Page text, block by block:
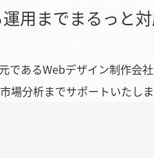
用までまるっと
であるWebデザイン制作会
場分析までサポートいたしま